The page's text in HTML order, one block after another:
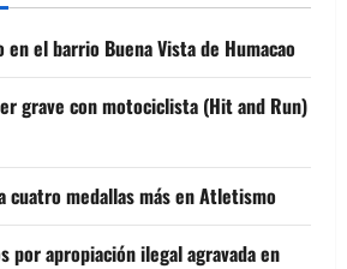
el barrio Buena Vista de Humacao
grave con motociclista (Hit and Run)
cuatro medallas más en Atletismo
por apropiación ilegal agravada en